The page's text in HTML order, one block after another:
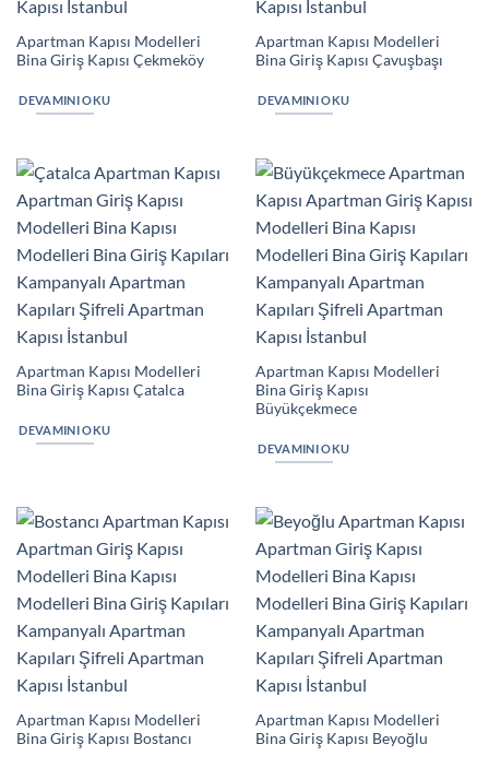
Apartman Kapısı Modelleri
Bina Giriş Kapısı Çekmeköy
DEVAMINI OKU
Apartman Kapısı Modelleri
Bina Giriş Kapısı Çavuşbaşı
DEVAMINI OKU
Apartman Kapısı Modelleri
Bina Giriş Kapısı Çatalca
DEVAMINI OKU
Apartman Kapısı Modelleri
Bina Giriş Kapısı
Büyükçekmece
DEVAMINI OKU
Apartman Kapısı Modelleri
Bina Giriş Kapısı Bostancı
Apartman Kapısı Modelleri
Bina Giriş Kapısı Beyoğlu